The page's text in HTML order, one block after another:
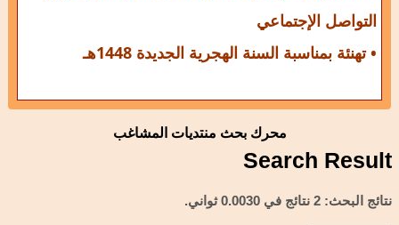
التواصل الإجتماعي
• تهنئة بمناسبة السنة الهجرية الجديدة 1448هـ
محرك بحث منتديات المشاغب
Search Result
نتائج البحث: